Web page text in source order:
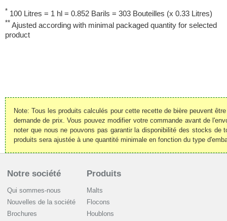
* 100 Litres = 1 hl = 0.852 Barils = 303 Bouteilles (x 0.33 Litres)
** Ajusted according with minimal packaged quantity for selected
product
Note: Tous les produits calculés pour cette recette de bière peuvent
demande de prix. Vous pouvez modifier votre commande avant de
noter que nous ne pouvons pas garantir la disponibilité des stocks de
produits sera ajustée à une quantité minimale en fonction du type
Notre société
Qui sommes-nous
Nouvelles de la société
Brochures
Produits
Malts
Flocons
Houblons